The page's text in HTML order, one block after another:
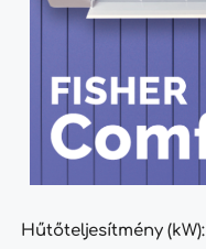
Hűtőteljesítmény (kW):